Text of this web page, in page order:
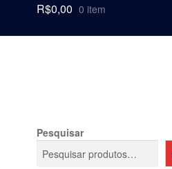
R$0,00 0 item
Pesquisar